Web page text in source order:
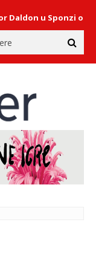
izložbu Svjetlo